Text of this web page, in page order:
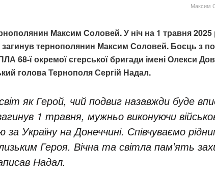
Максим
Максим Соловей. У ніч на 1 травня 2025
тернополянин Максим Соловей. Боєць з
68-ї окремої єгерської бригади імені Олекси
голова Тернополя Сергій Надал.
як Герой, чий подвиг назавжди буде
1 травня, мужньо виконуючи
за Україну на Донеччині. Співчуваємо
Героя. Вічна та світла памʼять
Надал.